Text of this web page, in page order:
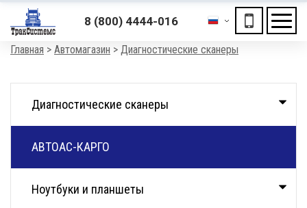
8 (800) 4444-016
Строка
Главная Автомагазин Диагностические сканеры
Диагностические сканеры
АВТОАС-КАРГО
Ноутбуки и планшеты
«Получи скидку на отключение автомобиля»